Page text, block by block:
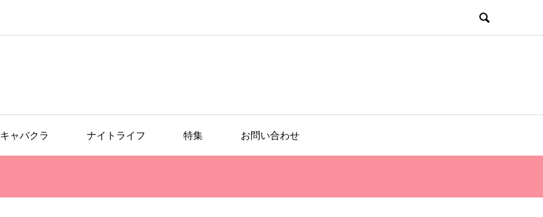
キャバクラ ナイトライフ 特集 お問い合わせ